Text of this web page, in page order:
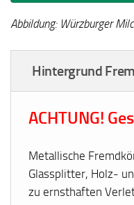
Abbildung: Würzburger
Hintergrund
ACHTUNG!
Metallische
Glassplitter, Holz-
zu ernsthaften